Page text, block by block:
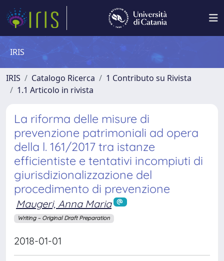
IRIS
IRIS Catalogo Ricerca
1 Contributo su Rivista
1.1 Articolo in rivista
La riforma delle misure di
prevenzione patrimoniali ad opera
della l. 161/2017 tra istanze
efficientiste e tentativi incompiuti di
giurisdizionalizzazione del
procedimento di prevenzione
Maugeri, Anna Maria
Writing – Original Draft Preparation
2018-01-01